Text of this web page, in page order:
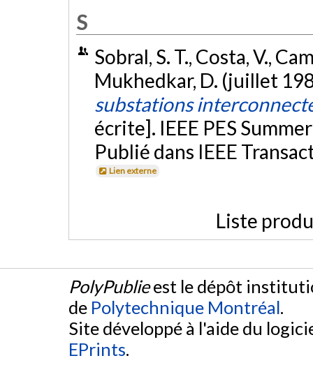
S
Sobral, S. T., Costa, V.,
Mukhedkar, D. (juillet
substations
écrite]. IEEE PES
Publié dans IEEE
Lien externe
Liste
PolyPublieest le dépôt
de Polytechnique Montréal.
Site développé à l'aide du
EPrints.